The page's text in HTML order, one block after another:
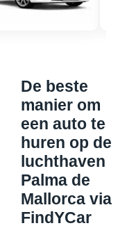
De beste
manier om
een auto te
huren op de
luchthaven
Palma de
Mallorca via
FindYCar